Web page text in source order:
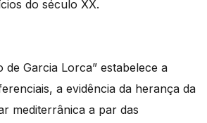
do século XX.
de Garcia Lorca” estabelece a
a evidência da herança da
mediterrânica a par das